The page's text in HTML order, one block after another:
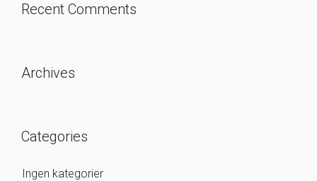
Recent Comments
Archives
Categories
Ingen kategorier